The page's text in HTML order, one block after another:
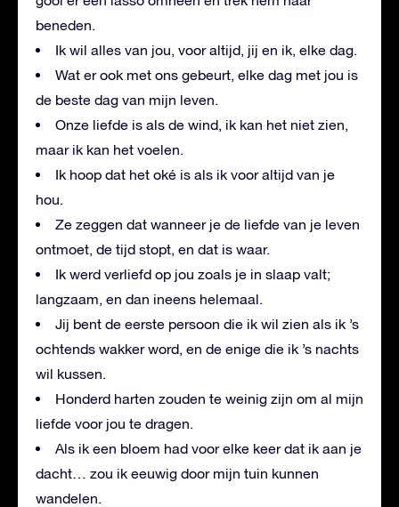
beneden.
Ik wil alles van jou, voor altijd, jij en ik, elke dag.
Wat er ook met ons gebeurt, elke dag met jou is
de beste dag van mijn leven.
Onze liefde is als de wind, ik kan het niet zien,
maar ik kan het voelen.
Ik hoop dat het oké is als ik voor altijd van je
hou.
Ze zeggen dat wanneer je de liefde van je leven
ontmoet, de tijd stopt, en dat is waar.
Ik werd verliefd op jou zoals je in slaap valt;
langzaam, en dan ineens helemaal.
Jij bent de eerste persoon die ik wil zien als ik ’s
ochtends wakker word, en de enige die ik ’s nachts
wil kussen.
Honderd harten zouden te weinig zijn om al mijn
liefde voor jou te dragen.
Als ik een bloem had voor elke keer dat ik aan je
dacht… zou ik eeuwig door mijn tuin kunnen
wandelen.